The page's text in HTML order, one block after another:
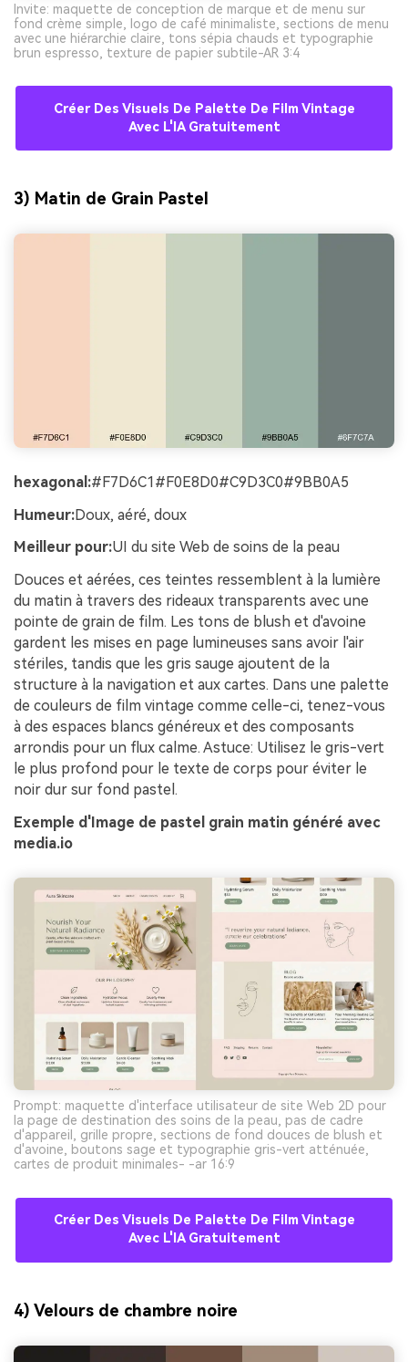
Invite: maquette de conception de marque et de menu sur
fond crème simple, logo de café minimaliste, sections de menu
avec une hiérarchie claire, tons sépia chauds et typographie
brun espresso, texture de papier subtile-AR 3:4
Créer Des Visuels De Palette De Film Vintage
Avec L'IA Gratuitement
3) Matin de Grain Pastel
hexagonal:#F7D6C1#F0E8D0#C9D3C0#9BB0A5
Humeur:Doux, aéré, doux
Meilleur pour:UI du site Web de soins de la peau
Douces et aérées, ces teintes ressemblent à la lumière
du matin à travers des rideaux transparents avec une
pointe de grain de film. Les tons de blush et d'avoine
gardent les mises en page lumineuses sans avoir l'air
stériles, tandis que les gris sauge ajoutent de la
structure à la navigation et aux cartes. Dans une palette
de couleurs de film vintage comme celle-ci, tenez-vous
à des espaces blancs généreux et des composants
arrondis pour un flux calme. Astuce: Utilisez le gris-vert
le plus profond pour le texte de corps pour éviter le
noir dur sur fond pastel.
Exemple d'Image de pastel grain matin généré avec
media.io
Prompt: maquette d'interface utilisateur de site Web 2D pour
la page de destination des soins de la peau, pas de cadre
d'appareil, grille propre, sections de fond douces de blush et
d'avoine, boutons sage et typographie gris-vert atténuée,
cartes de produit minimales- -ar 16:9
Créer Des Visuels De Palette De Film Vintage
Avec L'IA Gratuitement
4) Velours de chambre noire